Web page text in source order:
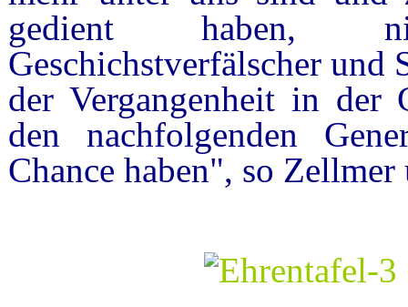
gedient haben,
Geschichstverfälscher und
der Vergangenheit in der
den nachfolgenden
Chance haben", so